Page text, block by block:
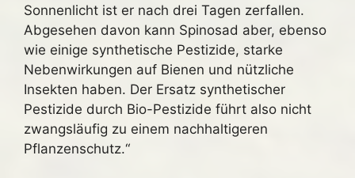
Sonnenlicht ist er nach drei Tagen zerfallen.
Abgesehen davon kann Spinosad aber, ebenso
wie einige synthetische Pestizide, starke
Nebenwirkungen auf Bienen und nützliche
Insekten haben. Der Ersatz synthetischer
Pestizide durch Bio-Pestizide führt also nicht
zwangsläufig zu einem nachhaltigeren
Pflanzenschutz.“